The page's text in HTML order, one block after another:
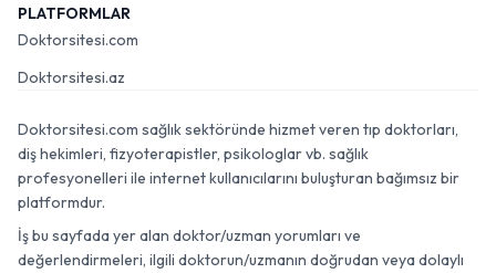
PLATFORMLAR
Doktorsitesi.com
Doktorsitesi.az
Doktorsitesi.com sağlık sektöründe hizmet veren tıp doktorları,
diş hekimleri, fizyoterapistler, psikologlar vb. sağlık
profesyonelleri ile internet kullanıcılarını buluşturan bağımsız bir
platformdur.
İş bu sayfada yer alan doktor/uzman yorumları ve
değerlendirmeleri, ilgili doktorun/uzmanın doğrudan veya dolaylı